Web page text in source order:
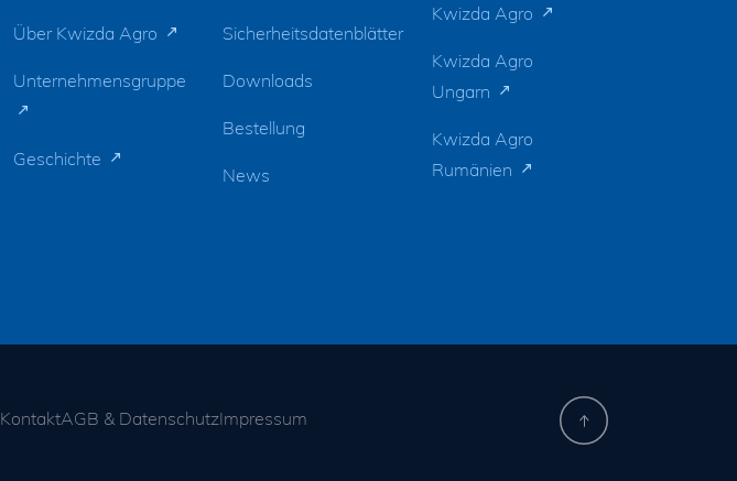
Über Kwizda Agro
Unternehmensgruppe
Geschichte
Sicherheitsdatenblätter
Downloads
Bestellung
News
Kwizda Agro
Kwizda Agro
Ungarn
Kwizda Agro
Rumänien
KontaktAGB & DatenschutzImpressum